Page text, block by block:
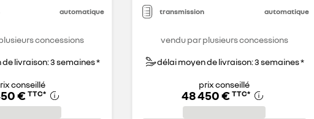
automatique
concessions
livraison: 3 semaines *
conseillé
€ TTC*
transmission automatique
vendu par plusieurs concessions
délai moyen de livraison: 3 semaines *
prix conseillé
48 450 € TTC*